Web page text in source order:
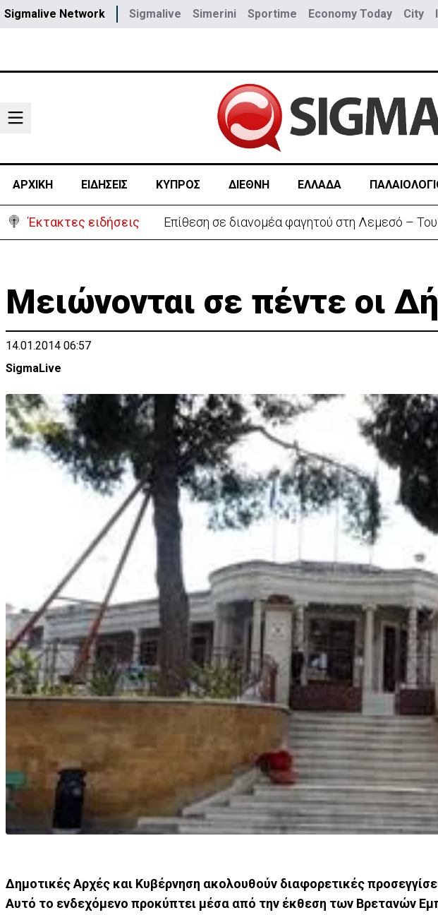
Sigmalive Network Sigmalive Simerini Sportime Economy Today City
ΑΡΧΙΚΗ ΕΙΔΗΣΕΙΣ ΚΥΠΡΟΣ ΔΙΕΘΝΗ ΕΛΛΑΔΑ
Έκτακτες ειδήσεις Ο στρατηγός του Τραμπ «αναζητά διέξοδο» από
Μειώνονται σε πέντε οι
14.01.2014 06:57
SigmaLive
Δημοτικές Αρχές και Κυβέρνηση ακολουθούν διαφορετικές
Αυτό το ενδεχόμενο προκύπτει μέσα από την έκθεση των Βρετανών